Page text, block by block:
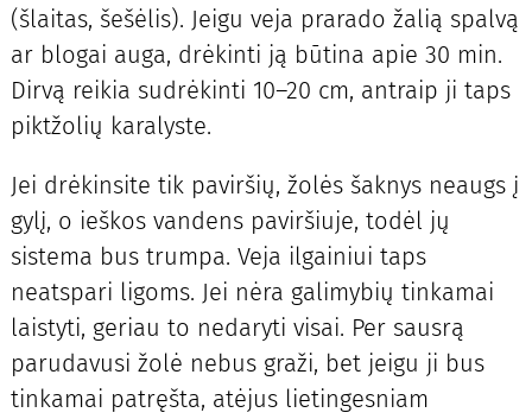
(šlaitas, šešėlis). Jeigu veja prarado žalią spalvą
ar blogai auga, drėkinti ją būtina apie 30 min.
Dirvą reikia sudrėkinti 10–20 cm, antraip ji taps
piktžolių karalyste.
Jei drėkinsite tik paviršių, žolės šaknys neaugs į
gylį, o ieškos vandens paviršiuje, todėl jų
sistema bus trumpa. Veja ilgainiui taps
neatspari ligoms. Jei nėra galimybių tinkamai
laistyti, geriau to nedaryti visai. Per sausrą
parudavusi žolė nebus graži, bet jeigu ji bus
tinkamai patręšta, atėjus lietingesniam